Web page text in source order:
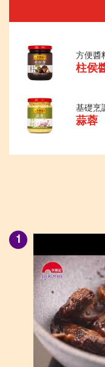
方便醬
柱侯
基礎烹
蒜蓉